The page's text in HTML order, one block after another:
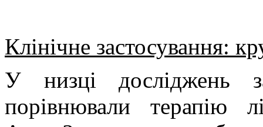
Клінічне застосування:
У низці досліджень
порівнювали терапію